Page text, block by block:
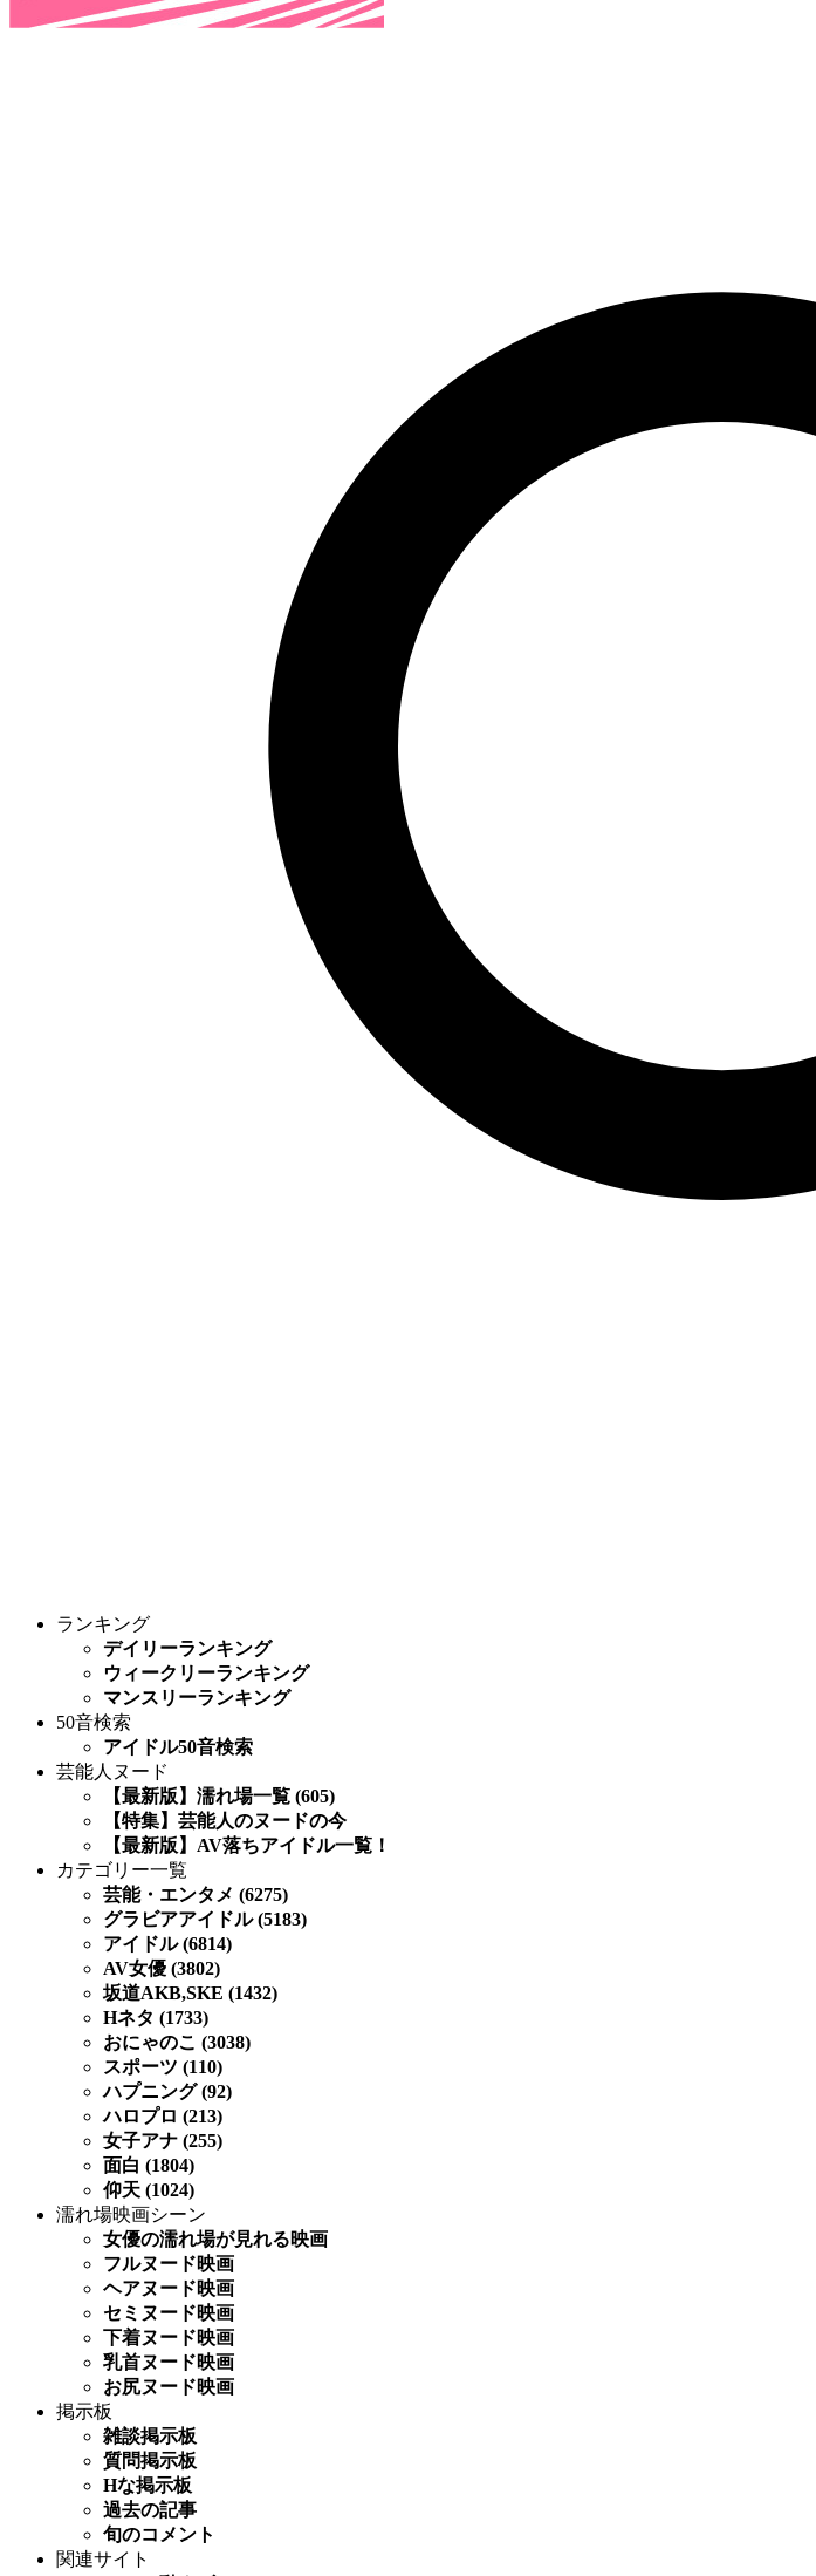
ランキング
デイリーランキング
ウィークリーランキング
マンスリーランキング
50音検索
アイドル50音検索
芸能人ヌード
【最新版】濡れ場一覧 (605)
【特集】芸能人のヌードの今
【最新版】AV落ちアイドル一覧！
カテゴリー一覧
芸能・エンタメ (6275)
グラビアアイドル (5183)
アイドル (6814)
AV女優 (3802)
坂道AKB,SKE (1432)
Hネタ (1733)
おにゃのこ (3038)
スポーツ (110)
ハプニング (92)
ハロプロ (213)
女子アナ (255)
面白 (1804)
仰天 (1024)
濡れ場映画シーン
女優の濡れ場が見れる映画
フルヌード映画
ヘアヌード映画
セミヌード映画
下着ヌード映画
乳首ヌード映画
お尻ヌード映画
掲示板
雑談掲示板
質問掲示板
Hな掲示板
過去の記事
旬のコメント
関連サイト